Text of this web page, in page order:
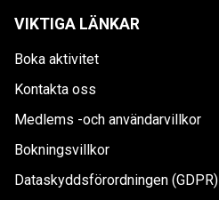
VIKTIGA LÄNKAR
Boka aktivitet
Kontakta oss
Medlems -och användarvillkor
Bokningsvillkor
Dataskyddsförordningen (GDPR)